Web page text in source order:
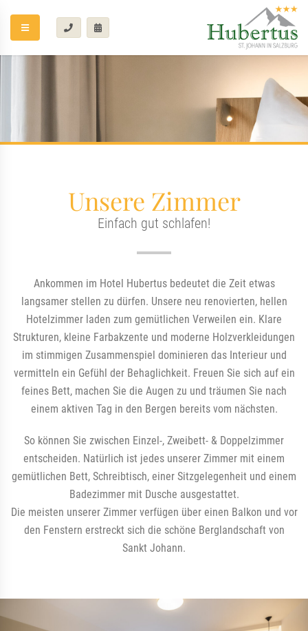
Unsere Zimmer
Einfach gut schlafen!
Ankommen im Hotel Hubertus bedeutet die Zeit etwas
langsamer stellen zu dürfen. Unsere neu renovierten, hellen
Hotelzimmer laden zum gemütlichen Verweilen ein. Klare
Strukturen, kleine Farbakzente und moderne Holzverkleidungen
im stimmigen Zusammenspiel dominieren das Interieur und
vermitteln ein Gefühl der Behaglichkeit. Freuen Sie sich auf ein
feines Bett, machen Sie die Augen zu und träumen Sie nach
einem aktiven Tag in den Bergen bereits vom nächsten.
So können Sie zwischen Einzel-, Zweibett- & Doppelzimmer
entscheiden. Natürlich ist jedes unserer Zimmer mit einem
gemütlichen Bett, Schreibtisch, einer Sitzgelegenheit und einem
Badezimmer mit Dusche ausgestattet.
Die meisten unserer Zimmer verfügen über einen Balkon und vor
den Fenstern erstreckt sich die schöne Berglandschaft von
Sankt Johann.